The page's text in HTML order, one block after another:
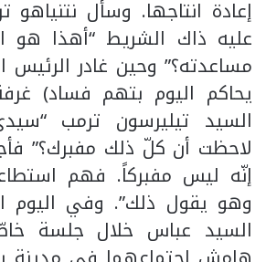
إعادة انتاجها. وسأل
عليه ذاك الشريط “أهذا هو
مساعدته؟” وحين غادر الرئيس
يحاكم اليوم بتهم فساد)
السيد تيليرسون ترمب
لاحظت أن كلّ ذلك مفبرك؟”
إنّه ليس مفبركاً. فهم
وهو يقول ذلك”. وفي اليوم
السيد عباس خلال جلسة